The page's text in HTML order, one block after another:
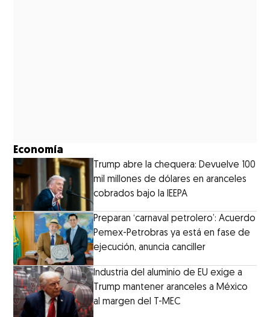
Economía
Trump abre la chequera: Devuelve 100
mil millones de dólares en aranceles
cobrados bajo la IEEPA
Preparan ‘carnaval petrolero’: Acuerdo
Pemex-Petrobras ya está en fase de
ejecución, anuncia canciller
Industria del aluminio de EU exige a
Trump mantener aranceles a México
al margen del T-MEC